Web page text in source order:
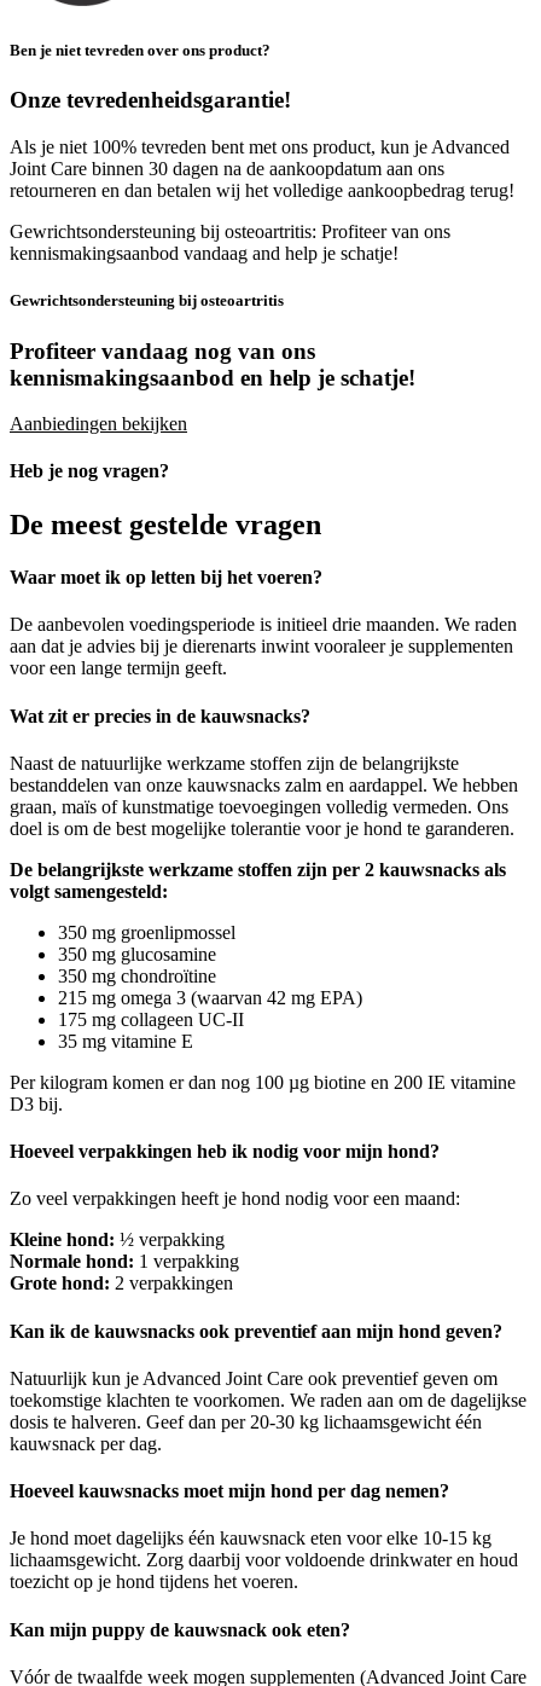
Ben je niet tevreden over ons product?
Onze tevredenheidsgarantie!
Als je niet 100% tevreden bent met ons product, kun je Advanced
Joint Care binnen 30 dagen na de aankoopdatum aan ons
retourneren en dan betalen wij het volledige aankoopbedrag terug!
Gewrichtsondersteuning bij osteoartritis: Profiteer van ons
kennismakingsaanbod vandaag and help je schatje!
Gewrichtsondersteuning bij osteoartritis
Profiteer vandaag nog van ons
kennismakingsaanbod en help je schatje!
Aanbiedingen bekijken
Heb je nog vragen?
De meest gestelde vragen
Waar moet ik op letten bij het voeren?
De aanbevolen voedingsperiode is initieel drie maanden. We raden
aan dat je advies bij je dierenarts inwint vooraleer je supplementen
voor een lange termijn geeft.
Wat zit er precies in de kauwsnacks?
Naast de natuurlijke werkzame stoffen zijn de belangrijkste
bestanddelen van onze kauwsnacks zalm en aardappel. We hebben
graan, maïs of kunstmatige toevoegingen volledig vermeden. Ons
doel is om de best mogelijke tolerantie voor je hond te garanderen.
De belangrijkste werkzame stoffen zijn per 2 kauwsnacks als
volgt samengesteld:
350 mg groenlipmossel
350 mg glucosamine
350 mg chondroïtine
215 mg omega 3 (waarvan 42 mg EPA)
175 mg collageen UC-II
35 mg vitamine E
Per kilogram komen er dan nog 100 µg biotine en 200 IE vitamine
D3 bij.
Hoeveel verpakkingen heb ik nodig voor mijn hond?
Zo veel verpakkingen heeft je hond nodig voor een maand:
Kleine hond: ½ verpakking
Normale hond: 1 verpakking
Grote hond: 2 verpakkingen
Kan ik de kauwsnacks ook preventief aan mijn hond geven?
Natuurlijk kun je Advanced Joint Care ook preventief geven om
toekomstige klachten te voorkomen. We raden aan om de dagelijkse
dosis te halveren. Geef dan per 20-30 kg lichaamsgewicht één
kauwsnack per dag.
Hoeveel kauwsnacks moet mijn hond per dag nemen?
Je hond moet dagelijks één kauwsnack eten voor elke 10-15 kg
lichaamsgewicht. Zorg daarbij voor voldoende drinkwater en houd
toezicht op je hond tijdens het voeren.
Kan mijn puppy de kauwsnack ook eten?
Vóór de twaalfde week mogen supplementen (Advanced Joint Care